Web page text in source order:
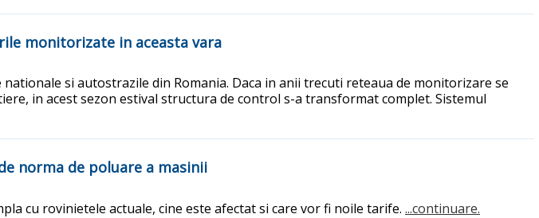
monitorizate in aceasta vara
si autostrazile din Romania. Daca in anii trecuti reteaua de monitorizare se
in acest sezon estival structura de control s-a transformat complet. Sistemul
norma de poluare a masinii
cu rovinietele actuale, cine este afectat si care vor fi noile tarife. ...continuare.